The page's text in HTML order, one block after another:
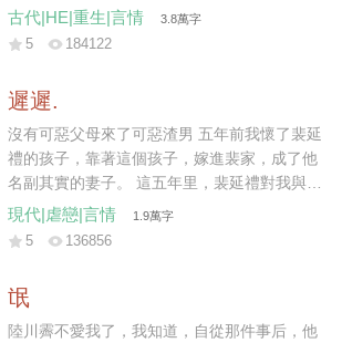
要休妻再娶。 那時我陸家已然式微，連太后也
不肯再替我做主。 可我一身烈骨，哪里受得住
前。
古代|HE|重生|言情 3.8萬字
5 184122
遲遲.
沒有可惡父母來了可惡渣男 五年前我懷了裴延
禮的孩子，靠著這個孩子，嫁進裴家，成了他
名副其實的妻子。 這五年里，裴延禮對我與孩
子不聞不問，冷淡至極。 三天前，我與他的孩
子意外遭遇車禍而亡，他與白月光遠赴西利，
現代|虐戀|言情 1.9萬字
5 136856
氓
陸川霽不愛我了，我知道，自從那件事后，他